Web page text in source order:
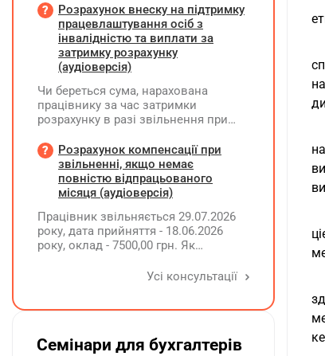
місцем роботи та за сумісництвом,
чи рахується це як два роботодавці?
Розрахунок внеску на підтримку
працевлаштування осіб з
інвалідністю та виплати за
затримку розрахунку
(аудіоверсія)
Чи береться сума, нарахована
працівнику за час затримки
розрахунку в разі звільнення при
заробітної плати (винагороди), для
розрахунку внеску на підтримку
працевлаштування осіб з
інвалідністю?
Розрахунок компенсації при
звільненні, якщо немає
повністю відпрацьованого
місяця (аудіоверсія)
Працівник звільняється 29.07.2026
року, дата прийняття - 18.06.2026
року, оклад - 7500,00 грн. Як
невикористаних днів відпустки при
Усі консультації
Семінари для бухгалтерів